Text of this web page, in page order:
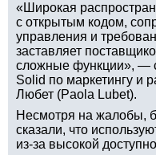
«Широкая
с открытым кодом,
управления и
заставляет
сложные функции», —
Solid по маркетингу и
Любет (Paola Lubet).
Несмотря на жалобы,
сказали, что
из-за высокой